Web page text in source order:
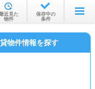
から
近見た
物件
保存中の
条件
物件情報を探す